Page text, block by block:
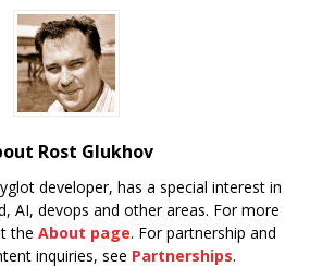
Rost Glukhov
developer, has a special interest in
AI, devops and other areas. For more
the About page. For partnership and
inquiries, see Partnerships.